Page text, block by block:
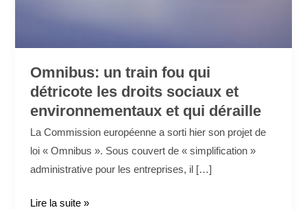
Omnibus: un train fou qui
détricote les droits sociaux et
environnementaux et qui déraille
La Commission européenne a sorti hier son projet de
loi « Omnibus ». Sous couvert de « simplification »
administrative pour les entreprises, il […]
Lire la suite »